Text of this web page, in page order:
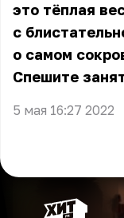
это тёплая
с
о самом
Спешите
5 мая 16:27 2022